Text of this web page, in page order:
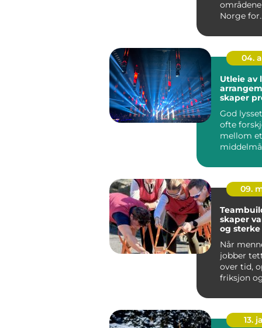
Norge for
kombin...
04.
Utleie av
skaper
God
ofte
mellom et
legg...
09.
skaper
og
Når
jobber
over tid,
friksjon
13.